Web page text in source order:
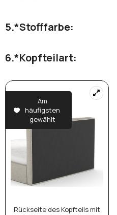
*Stofffarbe:
*Kopfteilart:
Am
häufigsten
gewählt
Rückseite des Kopfteils mit